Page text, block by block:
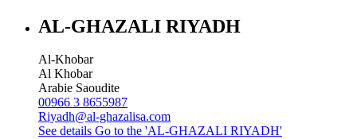
AL-GHAZALI RIYADH
Al-Khobar
Al Khobar
Arabie Saoudite
00966 3 8655987
Riyadh@al-ghazalisa.com
See details Go to the 'AL-GHAZALI RIYADH'